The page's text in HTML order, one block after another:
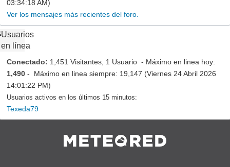
03:34:18 AM)
Ver los mensajes más recientes del foro.
Usuarios
en línea
Conectado: 1,451 Visitantes, 1 Usuario - Máximo en linea hoy:
1,490 - Máximo en linea siempre: 19,147 (Viernes 24 Abril 2026
14:01:22 PM)
Usuarios activos en los últimos 15 minutos:
Texeda79